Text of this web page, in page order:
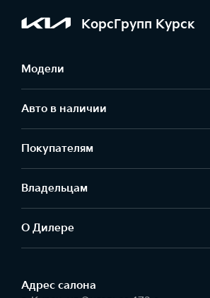
КорсГрупп Курск
Модели
Авто в наличии
Покупателям
Владельцам
О Дилере
Адрес салонa